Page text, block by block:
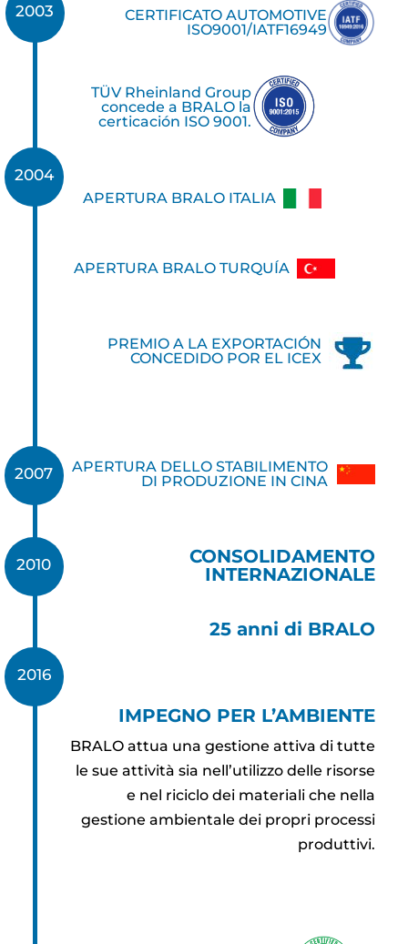
CERTIFICATO AUTOMOTIVE
ISO9001/IATF16949
TÜV Rheinland Group
concede a BRALO la
certicación ISO 9001.
2003
APERTURA BRALO ITALIA
APERTURA BRALO TURQUÍA
PREMIO A LA EXPORTACIÓN
CONCEDIDO POR EL ICEX
2004
2007
APERTURA DELLO STABILIMENTO
DI PRODUZIONE IN CINA
CONSOLIDAMENTO
INTERNAZIONALE
25 anni di BRALO
2010
IMPEGNO PER L’AMBIENTE
BRALO attua una gestione attiva di tutte
le sue attività sia nell’utilizzo delle risorse
e nel riciclo dei materiali che nella
gestione ambientale dei propri processi
produttivi.
2016